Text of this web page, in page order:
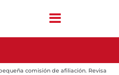
comisión de afiliación. Revisa